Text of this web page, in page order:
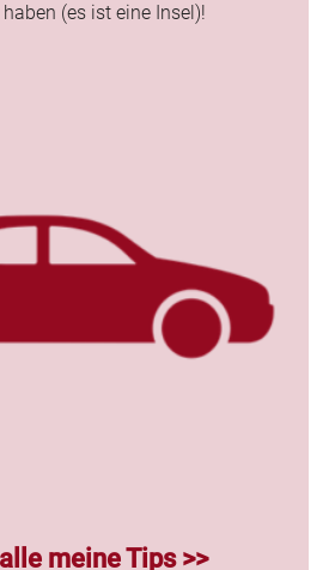
(es ist eine Insel)!
meine Tips >>